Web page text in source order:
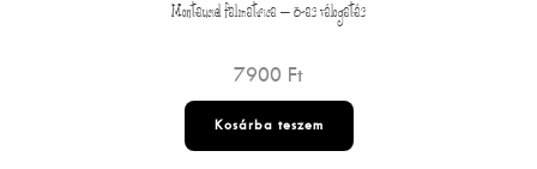
Montauciel falmatrica – 3-as válogatás
7900 Ft
Kosárba teszem